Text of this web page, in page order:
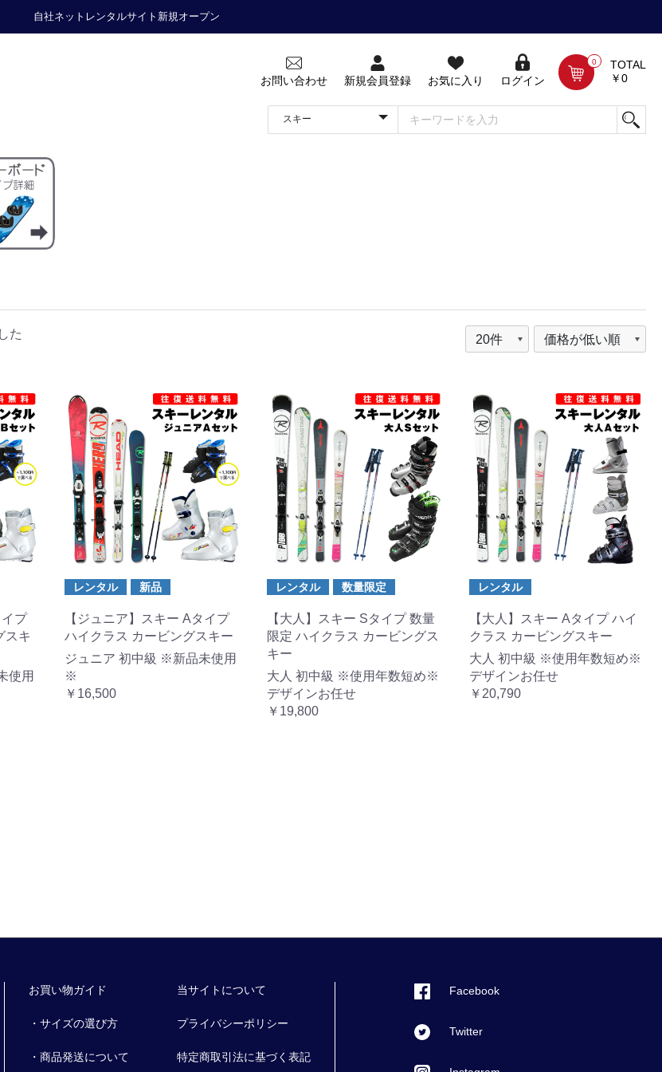
自社ネットレンタルサイト新規オープン
お問い合わせ 新規会員登録 お気に入り ログイン
0
TOTAL
￥0
た
イプ
スキ
使用
レンタル 新品
【ジュニア】スキー Aタイプ
ハイクラス カービングスキー
ジュニア 初中級 ※新品未使用
※
￥16,500
レンタル 数量限定
【大人】スキー Sタイプ 数量
限定 ハイクラス カービングス
キー
大人 初中級 ※使用年数短め※
デザインお任せ
￥19,800
レンタル
【大人】スキー Aタイプ ハイ
クラス カービングスキー
大人 初中級 ※使用年数短め※
デザインお任せ
￥20,790
お買い物ガイド
・サイズの選び方
・商品発送について
当サイトについて
プライバシーポリシー
特定商取引法に基づく表記
Facebook
Twitter